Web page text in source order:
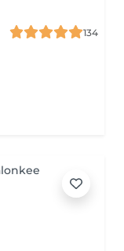
134